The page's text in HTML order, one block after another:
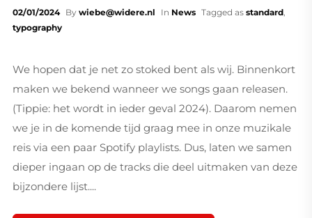
02/01/2024 By wiebe@widere.nl In News Tagged as standard,
typography
We hopen dat je net zo stoked bent als wij. Binnenkort
maken we bekend wanneer we songs gaan releasen.
(Tippie: het wordt in ieder geval 2024). Daarom nemen
we je in de komende tijd graag mee in onze muzikale
reis via een paar Spotify playlists. Dus, laten we samen
dieper ingaan op de tracks die deel uitmaken van deze
bijzondere lijst....